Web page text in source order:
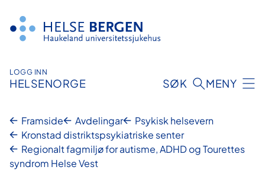
innhald
LOGG INN
HELSENORGE SØK MENY
Framside Avdelingar
Psykisk helsevern
Kronstad distriktspsykiatriske senter
Regionalt fagmiljø for autisme, ADHD og Tourettes
syndrom Helse Vest